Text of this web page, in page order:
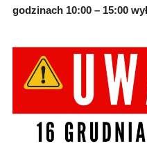
godzinach 10:00 – 15:00